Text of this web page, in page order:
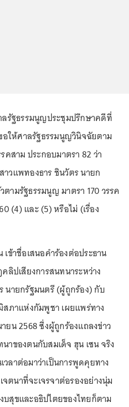
รัฐธรรมนูญประชุมปรึกษาคดีที่
ให้ศาลรัฐธรรมนูญวินิจฉัยตาม
คสาม ประกอบมาตรา 82 ว่า
าวแพทองธาร ชินวัตร นายก
ามรัฐธรรมนูญ มาตรา 170 วรรค
(4) และ (5) หรือไม่ (เรื่อง
ข้าชื่อเสนอคำร้องต่อประธาน
ปเสียงการสนทนาระหว่าง
นายกรัฐมนตรี (ผู้ถูกร้อง) กับ
สภาแห่งกัมพูชา เผยแพร่ทาง
ยน 2568 ซึ่งผู้ถูกร้องแถลงข่าว
าของตนกับสมเด็จ ฮุน เซน จริง
วลาต่อมาว่าเป็นการพูดคุยทาง
ตนาที่จะเจรจาต่อรองอย่างนุ่ม
บสุขและอธิปไตยของไทยก็ตาม